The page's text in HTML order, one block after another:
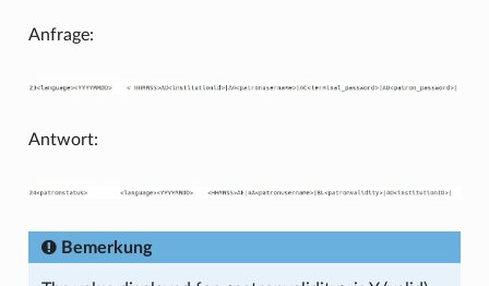
Anfrage:
Antwort:
Bemerkung